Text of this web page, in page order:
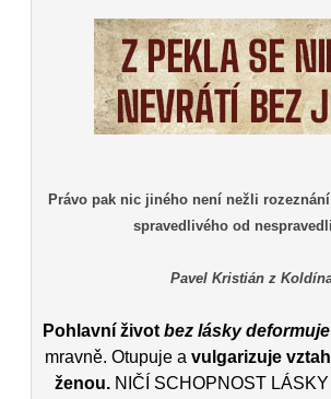
Právo pak nic jiného není nežli
spravedlivého od
Pavel Kristián z
Pohlavní život bez lásky
mravně. Otupuje avulgarizuje
ženou. NIČÍ SCHOPNOST